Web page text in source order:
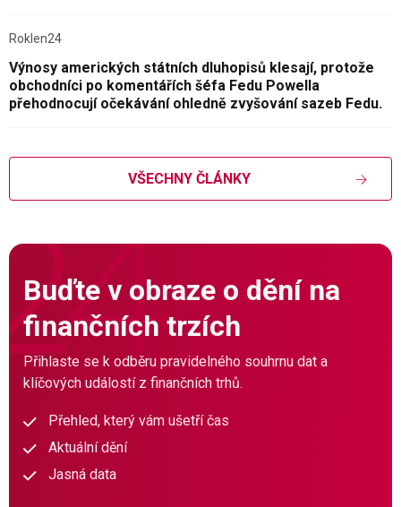
Roklen24
Výnosy amerických státních dluhopisů klesají, protože
obchodníci po komentářích šéfa Fedu Powella
přehodnocují očekávání ohledně zvyšování sazeb Fedu.
VŠECHNY ČLÁNKY
Buďte v obraze o dění na
finančních trzích
Přihlaste se k odběru pravidelného souhrnu dat a
klíčových událostí z finančních trhů.
Přehled, který vám ušetří čas
Aktuální dění
Jasná data